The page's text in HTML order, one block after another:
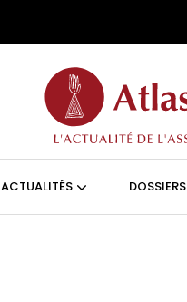
ACTUALITÉS DOSSIERS